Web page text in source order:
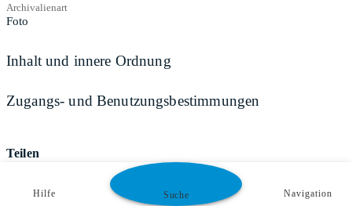
Archivalienart
Foto
Inhalt und innere Ordnung
Zugangs- und Benutzungsbestimmungen
Teilen
Hilfe Suche Navigation